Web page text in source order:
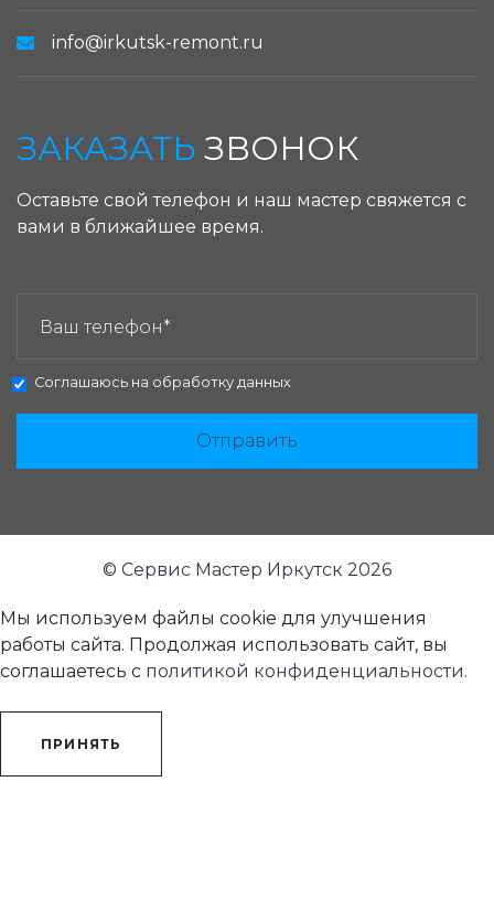
info@irkutsk-remont.ru
ЗАКАЗАТЬ ЗВОНОК
Оставьте свой телефон и наш мастер свяжется с
вами в ближайшее время.
Соглашаюсь на обработку данных
Отправить
© Сервис Мастер Иркутск 2026
Мы используем файлы cookie для улучшения
работы сайта. Продолжая использовать сайт, вы
соглашаетесь с политикой конфиденциальности.
ПРИНЯТЬ